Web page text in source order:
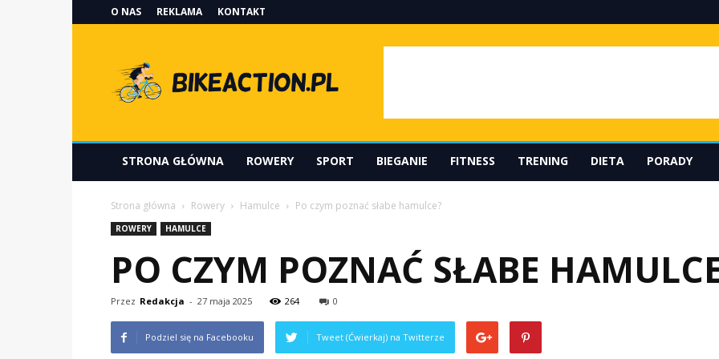
O NAS REKLAMA KONTAKT
STRONA GŁÓWNA ROWERY SPORT BIEGANIE FITNESS TRENING DIETA PORADY
Strona główna Rowery Hamulce Po czym poznać słabe hamulce?
ROWERY HAMULCE
PO CZYM POZNAĆ SŁABE
Przez Redakcja - 27 maja 2025 264 0
Podziel się na Facebooku Tweet (Ćwierkaj) na Twitterze